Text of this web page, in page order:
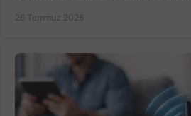
26 Temmuz 2026